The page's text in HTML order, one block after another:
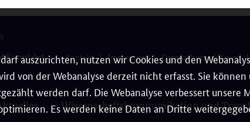
auszurichten, nutzen wir Cookies und den
von der Webanalyse derzeit nicht erfasst. Sie
werden darf. Die Webanalyse verbessert
Es werden keine Daten an Dritte
Raumfahrt
Kontakt Impressum Datenschutzerklärung
Wissenschaftskommunikation und